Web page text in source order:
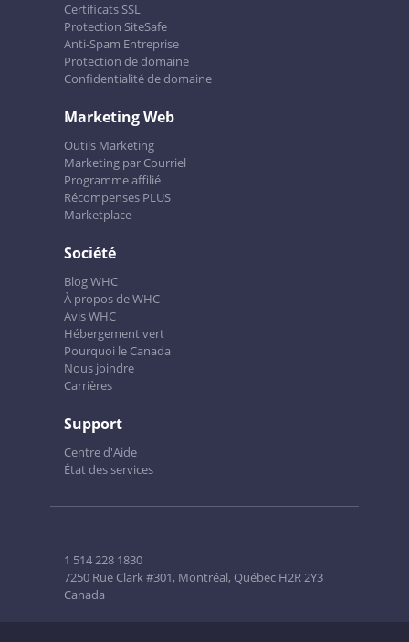
Certificats SSL
Protection SiteSafe
Anti-Spam Entreprise
Protection de domaine
Confidentialité de domaine
Marketing Web
Outils Marketing
Marketing par Courriel
Programme affilié
Récompenses PLUS
Marketplace
Société
Blog WHC
À propos de WHC
Avis WHC
Hébergement vert
Pourquoi le Canada
Nous joindre
Carrières
Support
Centre d'Aide
État des services
1 514 228 1830
7250 Rue Clark #301, Montréal, Québec H2R 2Y3
Canada